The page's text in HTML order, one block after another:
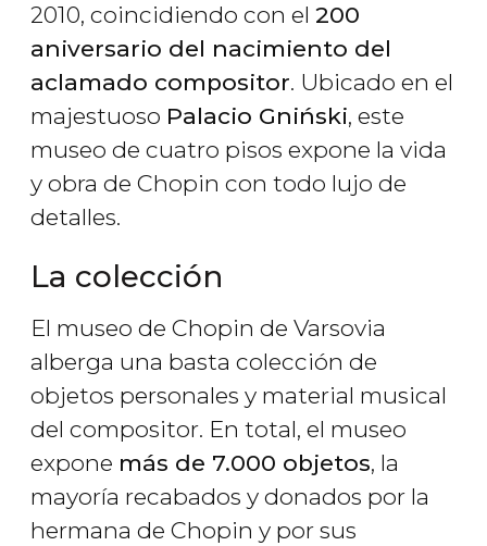
2010, coincidiendo con el 200
aniversario del nacimiento del
aclamado compositor. Ubicado en el
majestuoso Palacio Gniński, este
museo de cuatro pisos expone la vida
y obra de Chopin con todo lujo de
detalles.
La colección
El museo de Chopin de Varsovia
alberga una basta colección de
objetos personales y material musical
del compositor. En total, el museo
expone más de 7.000 objetos, la
mayoría recabados y donados por la
hermana de Chopin y por sus